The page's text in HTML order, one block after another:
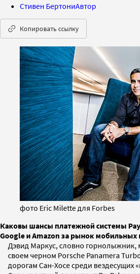
Стивен БертониАвтор
Копировать ссылку
фото Еric Мilette для Forbes
Каковы шансы платежной системы
Google и Amazon за рынок мобильных
Дэвид Маркус, словно горнолыжник,
своем черном Porsche Panamera
дорогам Сан-Хосе среди вездесущих